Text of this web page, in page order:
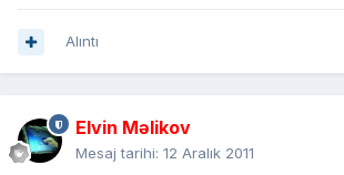
Alıntı
Elvin Məlikov
Mesaj tarihi: 12 Aralık 2011